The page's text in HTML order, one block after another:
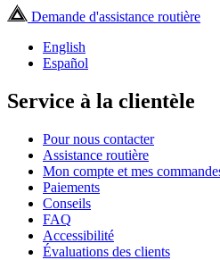
Demande d'assistance routière
English
Español
Service à la clientèle
Pour nous contacter
Assistance routière
Mon compte et mes
Paiements
Conseils
FAQ
Accessibilité
Évaluations des clients